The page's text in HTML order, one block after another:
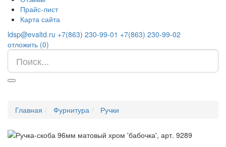
Прайс-лист
Карта сайта
ldsp@evaltd.ru +7(863) 230-99-01 +7(863) 230-99-02
отложить (0)
Главная Фурнитура Ручки